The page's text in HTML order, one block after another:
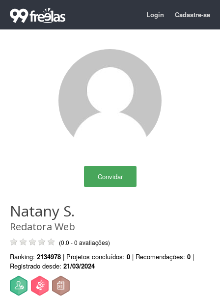
Login Cadastre-se
Convidar
Natany S.
Redatora Web
(0.0 - 0 avaliações)
Ranking: 2134978 | Projetos concluídos: 0 | Recomendações: 0 |
Registrado desde: 21/03/2024